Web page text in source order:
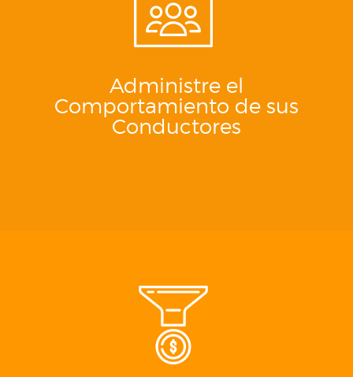
Administre el
Comportamiento de sus
Conductores